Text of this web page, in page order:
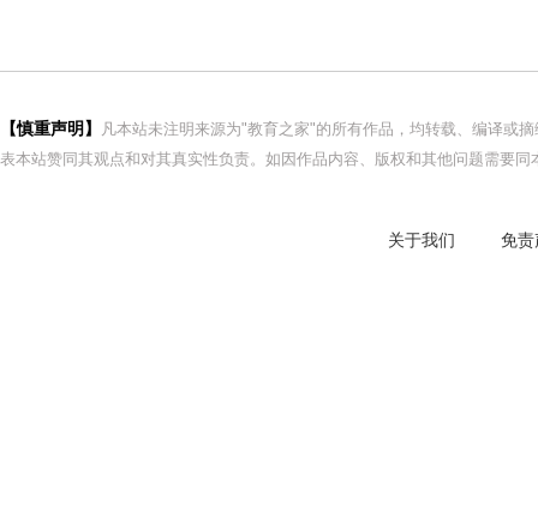
【慎重声明】
凡本站未注明来源为"教育之家"的所有作品，均转载、编译或
表本站赞同其观点和对其真实性负责。如因作品内容、版权和其他问题需要
关于我们 免责